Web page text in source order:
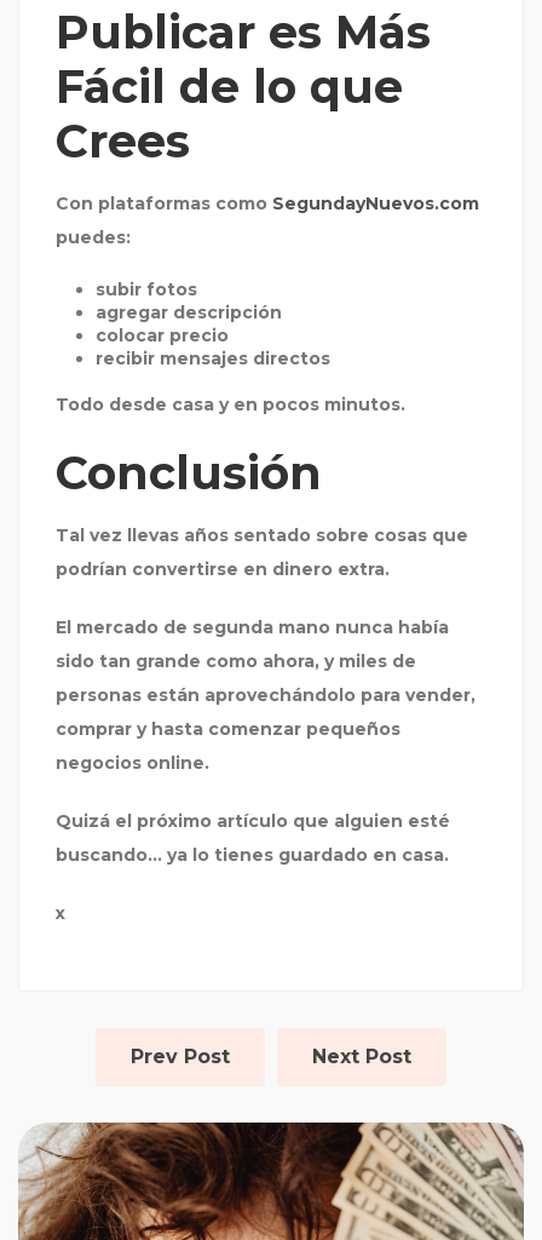
Publicar es Más
Fácil de lo que
Crees
Con plataformas como SegundayNuevos.com
puedes:
subir fotos
agregar descripción
colocar precio
recibir mensajes directos
Todo desde casa y en pocos minutos.
Conclusión
Tal vez llevas años sentado sobre cosas que
podrían convertirse en dinero extra.
El mercado de segunda mano nunca había
sido tan grande como ahora, y miles de
personas están aprovechándolo para vender,
comprar y hasta comenzar pequeños
negocios online.
Quizá el próximo artículo que alguien esté
buscando… ya lo tienes guardado en casa.
x
Prev Post Next Post